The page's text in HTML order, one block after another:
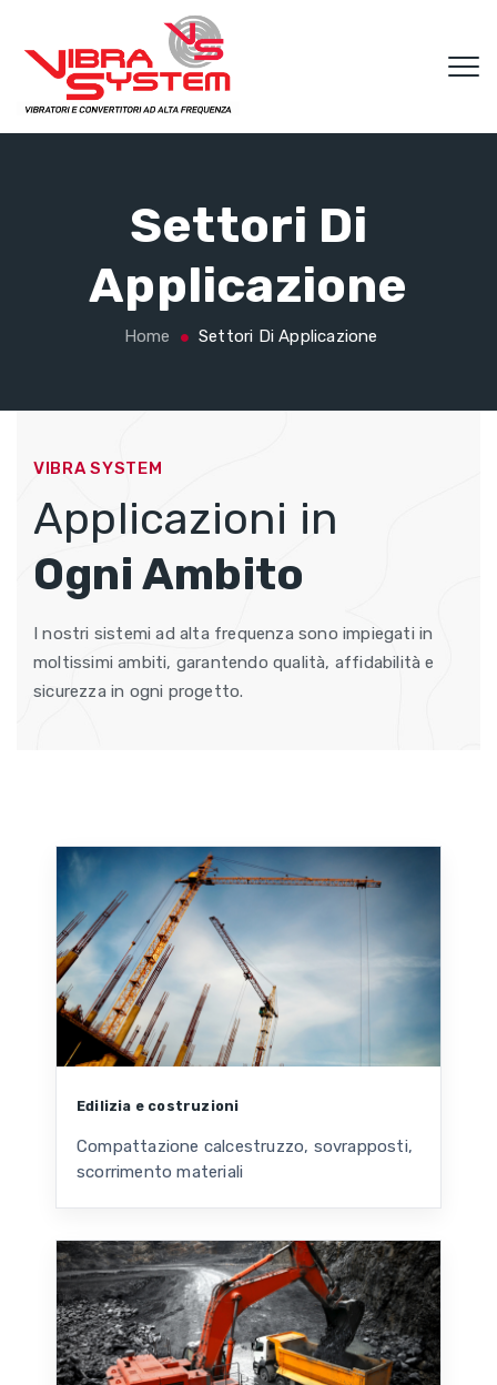
Settori Di
Applicazione
Home Settori Di Applicazione
VIBRA SYSTEM
Applicazioni in
Ogni Ambito
I nostri sistemi ad alta frequenza sono impiegati in
moltissimi ambiti, garantendo qualità, affidabilità e
sicurezza in ogni progetto.
Edilizia e costruzioni
Compattazione calcestruzzo, sovrapposti,
scorrimento materiali